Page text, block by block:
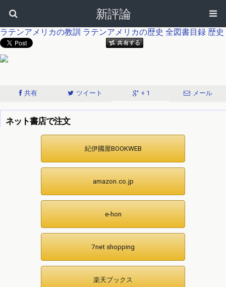
新評論
ラテンアメリカの教訓 ラテンアメリカの歴史 全図書目録 歴史
共有 ツイート + 1 メール
ネット書店で注文
紀伊國屋BOOKWEB
amazon.co.jp
e-hon
7net shopping
楽天ブックス